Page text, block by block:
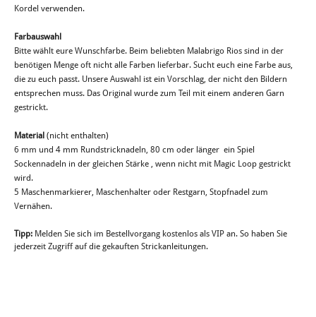
Kordel verwenden.
Farbauswahl
Bitte wählt eure Wunschfarbe. Beim beliebten Malabrigo Rios sind in der
benötigen Menge oft nicht alle Farben lieferbar. Sucht euch eine Farbe aus,
die zu euch passt. Unsere Auswahl ist ein Vorschlag, der nicht den Bildern
entsprechen muss. Das Original wurde zum Teil mit einem anderen Garn
gestrickt.
Material (nicht enthalten)
6 mm und 4 mm Rundstricknadeln, 80 cm oder länger ein Spiel
Sockennadeln in der gleichen Stärke , wenn nicht mit Magic Loop gestrickt
wird.
5 Maschenmarkierer, Maschenhalter oder Restgarn, Stopfnadel zum
Vernähen.
Tipp: Melden Sie sich im Bestellvorgang kostenlos als VIP an. So haben Sie
jederzeit Zugriff auf die gekauften Strickanleitungen.